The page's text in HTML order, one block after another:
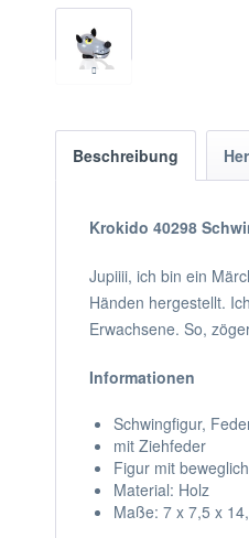
Beschreibung
Krokido 40298
Jupiiii, ich bin ein
Händen hergestellt.
Erwachsene. So,
Informationen
Schwingfigur,
mit Ziehfeder
Figur mit
Material: Holz
Maße: 7 x 7,5 x